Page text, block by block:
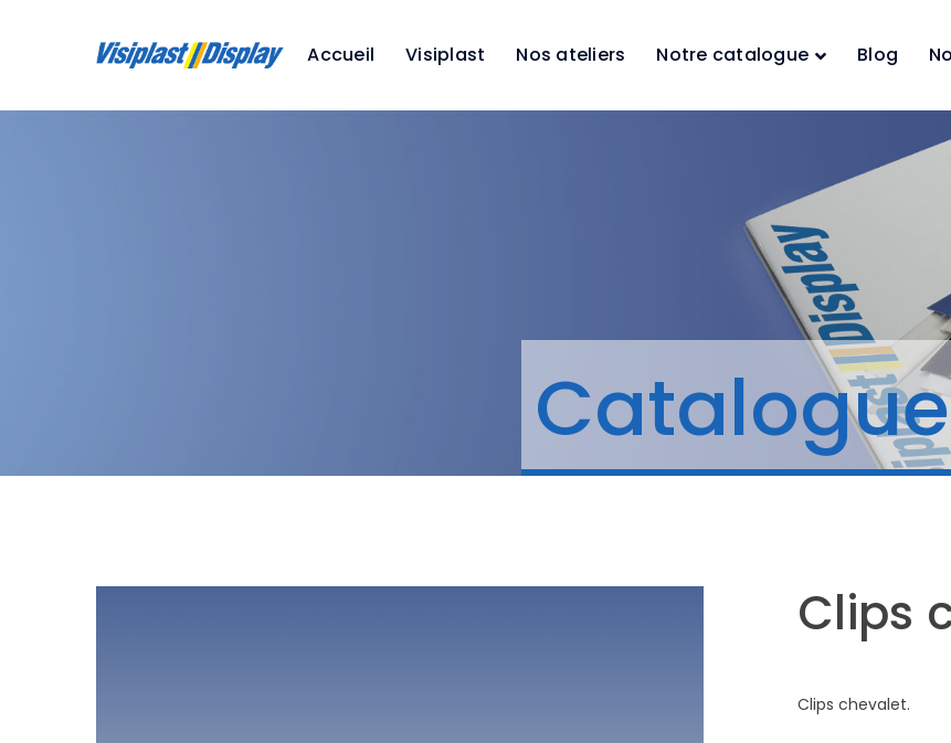
Accueil Visiplast Nos ateliers Notre catalogue Blog
Catalogue
Clips
Clips chevalet.